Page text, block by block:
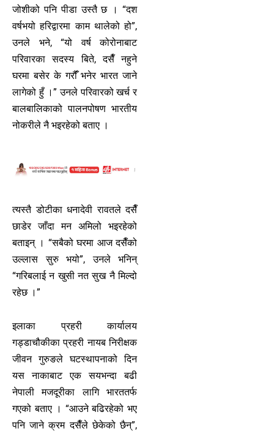
जोशीको पनि पीडा उस्तै छ । “दश
वर्षभयो हरिद्वारमा काम थालेको हो”,
उनले भने, “यो वर्ष कोरोनाबाट
परिवारका सदस्य बिते, दसैँ नहुने
घरमा बसेर के गरौंँ भनेर भारत जाने
लागेको हुँ ।” उनले परिवारको खर्च र
बालबालिकाको पालनपोषण भारतीय
नोकरीले नै भइरहेको बताए ।
त्यस्तै डोटीका धनादेवी रावतले दसैँ
छाडेर जाँदा मन अमिलो भइरहेको
बताइन् । “सबैको घरमा आज दसैँको
उल्लास सुरु भयो”, उनले भनिन्
“गरिबलाई न खुसी नत सुख नै मिल्दो
रहेछ ।”
इलाका प्रहरी कार्यालय
गड्डाचौकीका प्रहरी नायब निरीक्षक
जीवन गुरुङले घटस्थापनाको दिन
यस नाकाबाट एक सयभन्दा बढी
नेपाली मजदूरीका लागि भारततर्फ
गएको बताए । “आउने बढिरहेको भए
पनि जाने क्रम दसैँले छेकेको छैन्”,